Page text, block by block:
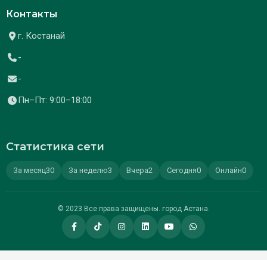
Контакты
г. Костанай
-
-
Пн–Пт: 9:00–18:00
Статистика сети
За месяц30 За неделю3 Вчера2 Сегодня0 Онлайн0
© 2023 Все права защищены. город Астана.